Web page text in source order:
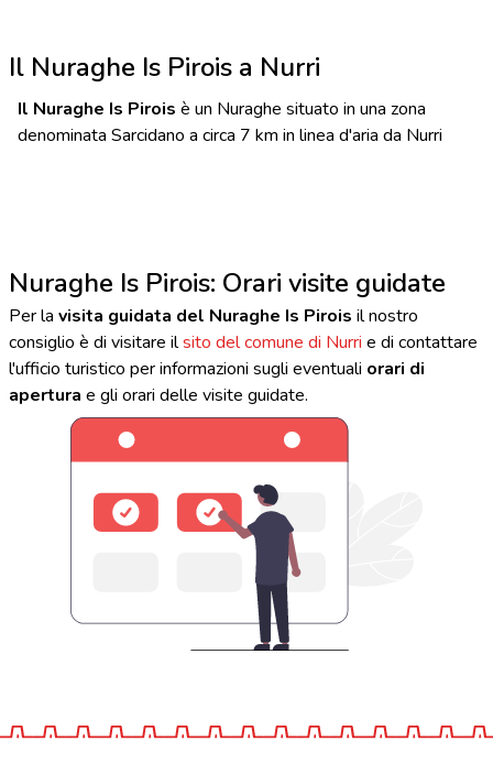
Il Nuraghe Is Pirois a Nurri
Il Nuraghe Is Pirois è un Nuraghe situato in una zona
denominata Sarcidano a circa 7 km in linea d'aria da Nurri
Nuraghe Is Pirois: Orari visite guidate
Per la visita guidata del Nuraghe Is Pirois il nostro
consiglio è di visitare ilsito del comune di Nurri e di contattare
l'ufficio turistico per informazioni sugli eventuali orari di
apertura e gli orari delle visite guidate.